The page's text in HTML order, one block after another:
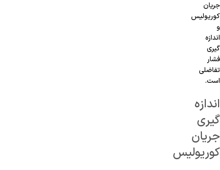
جریان
کوریولیس
و
اندازه
گیری
فشار
تفاضلی
است.
اندازه
گیری
جریان
کوریولیس